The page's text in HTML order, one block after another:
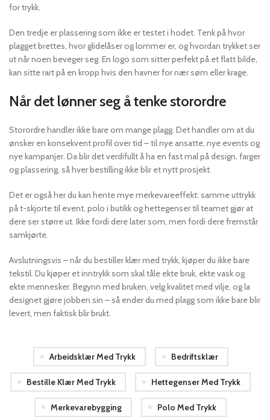
for trykk.
Den tredje er plassering som ikke er testet i hodet. Tenk på hvor
plagget brettes, hvor glidelåser og lommer er, og hvordan trykket ser
ut når noen beveger seg. En logo som sitter perfekt på et flatt bilde,
kan sitte rart på en kropp hvis den havner for nær søm eller krage.
Når det lønner seg å tenke storordre
Storordre handler ikke bare om mange plagg. Det handler om at du
ønsker en konsekvent profil over tid – til nye ansatte, nye events og
nye kampanjer. Da blir det verdifullt å ha en fast mal på design, farger
og plassering, så hver bestilling ikke blir et nytt prosjekt.
Det er også her du kan hente mye merkevareeffekt: samme uttrykk
på t-skjorte til event, polo i butikk og hettegenser til teamet gjør at
dere ser større ut. Ikke fordi dere later som, men fordi dere fremstår
samkjørte.
Avslutningsvis – når du bestiller klær med trykk, kjøper du ikke bare
tekstil. Du kjøper et inntrykk som skal tåle ekte bruk, ekte vask og
ekte mennesker. Begynn med bruken, velg kvalitet med vilje, og la
designet gjøre jobben sin – så ender du med plagg som ikke bare blir
levert, men faktisk blir brukt.
Arbeidsklær Med Trykk Bedriftsklær
Bestille Klær Med Trykk Hettegenser Med Trykk
Merkevarebygging Polo Med Trykk